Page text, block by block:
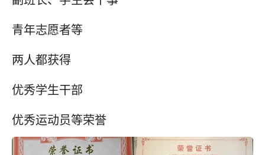
青年志愿者等
两人都获得
优秀学生干部
优秀运动员等荣誉